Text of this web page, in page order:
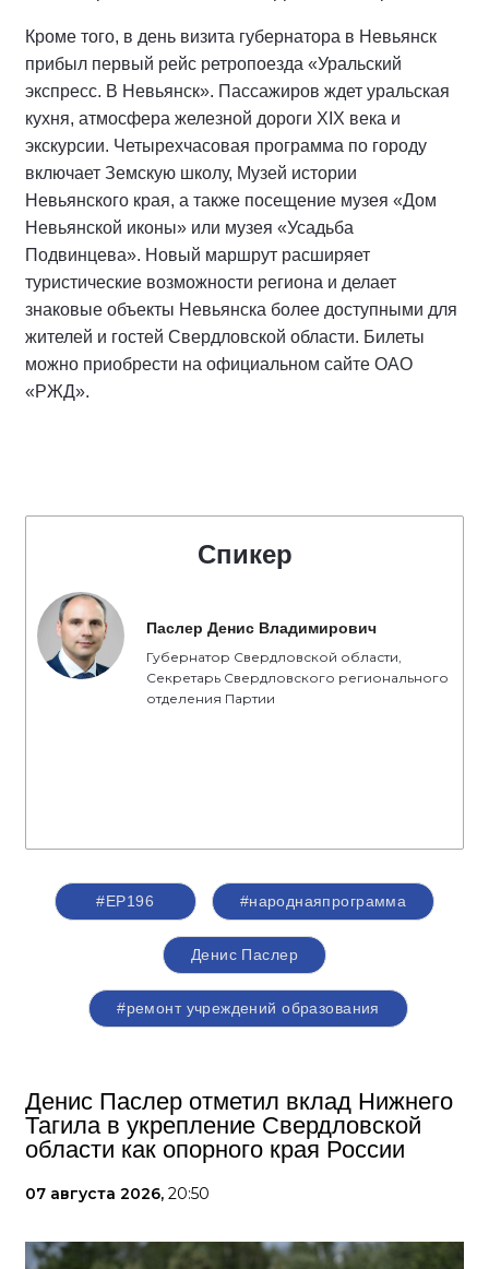
Кроме того, в день визита губернатора в Невьянск
прибыл первый рейс ретропоезда «Уральский
экспресс. В Невьянск». Пассажиров ждет уральская
кухня, атмосфера железной дороги XIX века и
экскурсии. Четырехчасовая программа по городу
включает Земскую школу, Музей истории
Невьянского края, а также посещение музея «Дом
Невьянской иконы» или музея «Усадьба
Подвинцева». Новый маршрут расширяет
туристические возможности региона и делает
знаковые объекты Невьянска более доступными для
жителей и гостей Свердловской области. Билеты
можно приобрести на официальном сайте ОАО
«РЖД».
Спикер
Паслер Денис Владимирович
Губернатор Свердловской области,
Секретарь Свердловского регионального
отделения Партии
#ЕР196 #народнаяпрограмма
Денис Паслер
#ремонт учреждений образования
Денис Паслер отметил вклад Нижнего
Тагила в укрепление Свердловской
области как опорного края России
07 августа 2026, 20:50